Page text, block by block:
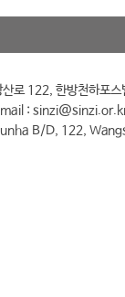
로 122, 한방천하포스
:
B/D, 122,